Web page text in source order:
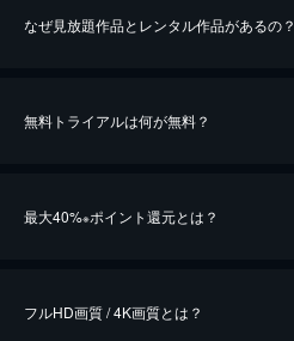
なぜ見放題作品とレンタル作品があるの？
無料トライアルは何が無料？
最大40%※ポイント還元とは？
フルHD画質 / 4K画質とは？